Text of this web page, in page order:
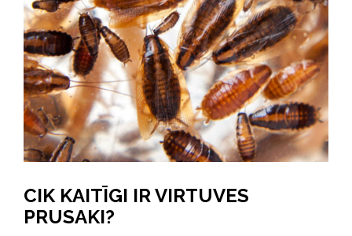
CIK KAITĪGI IR VIRTUVES
PRUSAKI?